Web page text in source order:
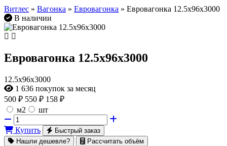
Витлес » Вагонка » Евровагонка » Евровагонка 12.5х96х3000
В наличии
Евровагонка 12.5х96х3000
12.5х96х3000
1 636 покупок за месяц
500 ₽ 550 ₽ 158 ₽
м2
шт
Купить
Быстрый заказ
Нашли дешевле?
Рассчитать объём